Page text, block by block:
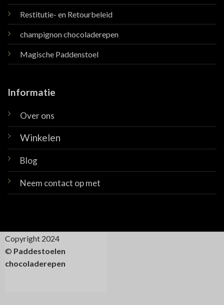
Restitutie- en Retourbeleid
champignon chocoladerepen
Magische Paddenstoel
Informatie
Over ons
Winkelen
Blog
Neem contact op met
Copyright 2024
© Paddestoelen
chocoladerepen